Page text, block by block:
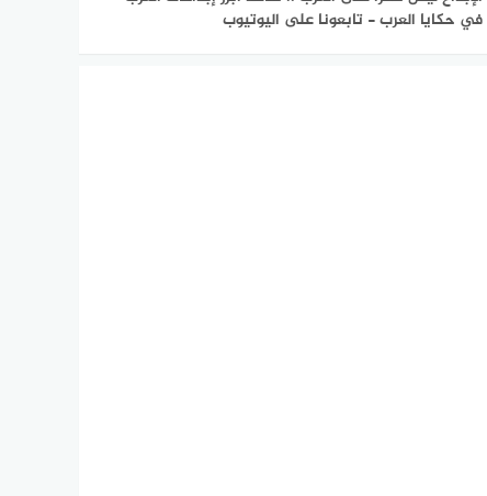
في حكايا العرب - تابعونا على اليوتيوب